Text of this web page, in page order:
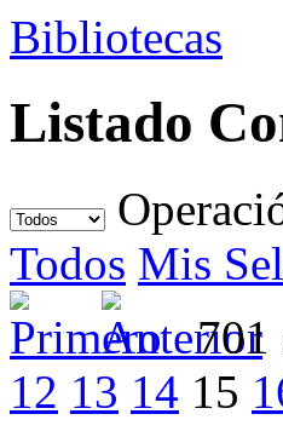
Bibliotecas
Listado
Todos Mis
701
12 13 14 15